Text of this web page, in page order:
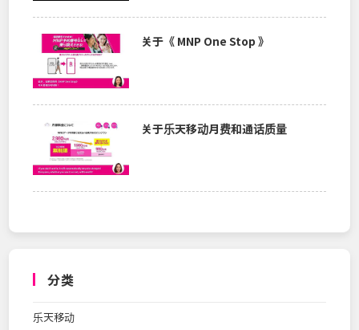
关于《 MNP One Stop 》
关于乐天移动月费和通话质量
分类
乐天移动